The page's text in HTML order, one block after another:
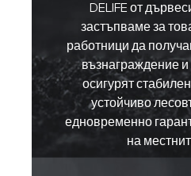
DELIFE от
застъпваме за
работници да
възнаграждение и
осигурят
устойчиво
едновременно
на